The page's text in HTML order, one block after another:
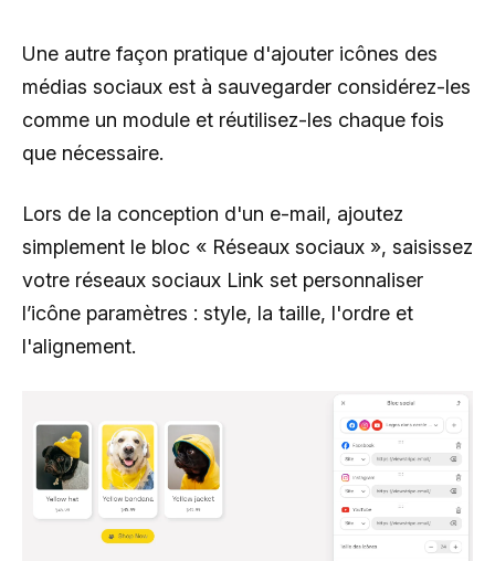
Une autre façon pratique d'ajouter icônes des
médias sociaux est à sauvegarder considérez-les
comme un module et réutilisez-les chaque fois
que nécessaire.
Lors de la conception d'un e-mail, ajoutez
simplement le bloc « Réseaux sociaux », saisissez
votre réseaux sociaux Link set personnaliser
l’icône paramètres : style, la taille, l'ordre et
l'alignement.